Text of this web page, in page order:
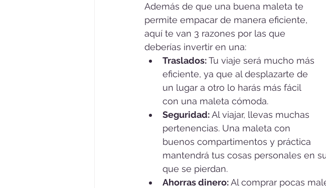
Además de que una buena maleta te
permite empacar de manera eficiente,
aquí te van 3 razones por las que
deberías invertir en una:
Traslados: Tu viaje será mucho más
eficiente, ya que al desplazarte de
un lugar a otro lo harás más fácil
con una maleta cómoda.
Seguridad: Al viajar, llevas muchas
pertenencias. Una maleta con
buenos compartimentos y práctica
mantendrá tus cosas personales en
que se pierdan.
Ahorras dinero: Al comprar pocas